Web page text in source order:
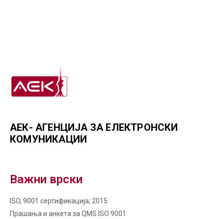
АЕК- АГЕНЦИЈА ЗА ЕЛЕКТРОНСКИ
КОМУНИКАЦИИ
Важни врски
ISO, 9001 сертификација; 2015
Прашања и анкета за QMS ISO 9001